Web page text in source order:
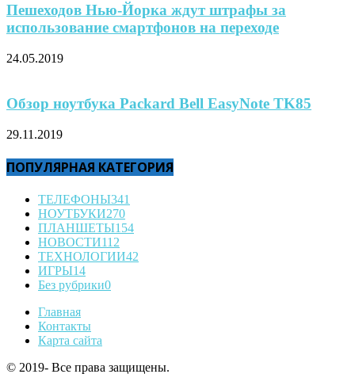
Пешеходов Нью-Йорка ждут штрафы за
использование смартфонов на переходе
24.05.2019
Обзор ноутбука Packard Bell EasyNote TK85
29.11.2019
ПОПУЛЯРНАЯ КАТЕГОРИЯ
ТЕЛЕФОНЫ341
НОУТБУКИ270
ПЛАНШЕТЫ154
НОВОСТИ112
ТЕХНОЛОГИИ42
ИГРЫ14
Без рубрики0
Главная
Контакты
Карта сайта
© 2019- Все права защищены.